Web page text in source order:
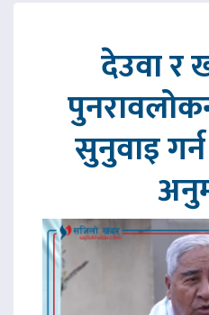
देउवा र
सुनुवाइ